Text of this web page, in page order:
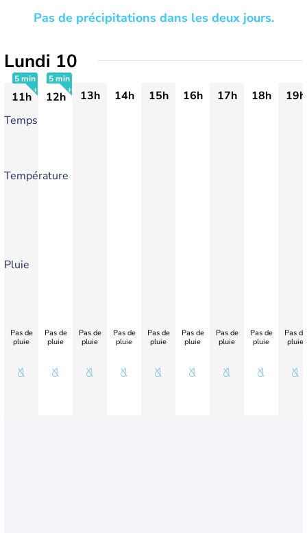
Pas de précipitations dans les deux jours.
Lundi 10
5 min
11h
5 min
12h 13h 14h 15h 16h 17h 18h
19h
Temps
Température
Pluie
Pas de
pluie
Pas de
pluie
Pas de
pluie
Pas de
pluie
Pas de
pluie
Pas de
pluie
Pas de
pluie
Pas de
pluie
Pas de
pluie